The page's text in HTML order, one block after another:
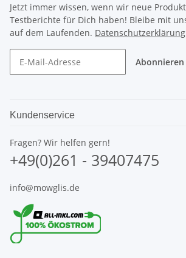
Jetzt immer wissen, wenn wir neue
Testberichte für Dich haben! Bleibe mit
auf dem Laufenden. Datenschutzerklärung
Abonnieren
Kundenservice
Fragen? Wir helfen gern!
+49(0)261 - 39407475
info@mowglis.de